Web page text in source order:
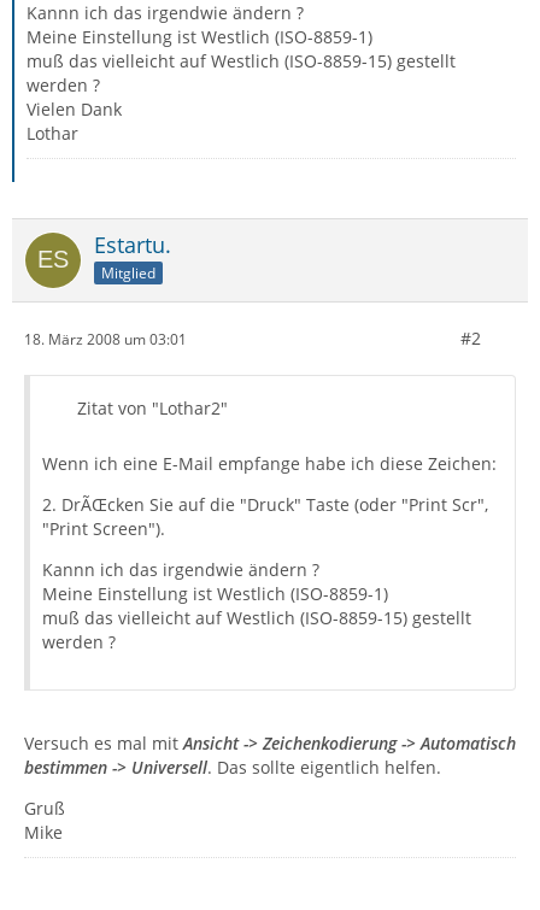
Kannn ich das irgendwie ändern ?
Meine Einstellung ist Westlich (ISO-8859-1)
muß das vielleicht auf Westlich (ISO-8859-15) gestellt
werden ?
Vielen Dank
Lothar
Estartu.
Mitglied
18. März 2008 um 03:01 #2
Zitat von "Lothar2"
Wenn ich eine E-Mail empfange habe ich diese Zeichen:
2. DrÃŒcken Sie auf die "Druck" Taste (oder "Print Scr",
"Print Screen").
Kannn ich das irgendwie ändern ?
Meine Einstellung ist Westlich (ISO-8859-1)
muß das vielleicht auf Westlich (ISO-8859-15) gestellt
werden ?
Versuch es mal mitAnsicht -> Zeichenkodierung -> Automatisch
bestimmen -> Universell. Das sollte eigentlich helfen.
Gruß
Mike